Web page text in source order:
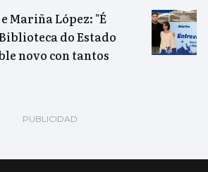
Mariña López: "É
do Estado
novo con tantos